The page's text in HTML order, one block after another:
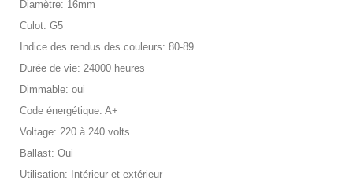
Diamètre: 16mm
Culot: G5
Indice des rendus des couleurs: 80-89
Durée de vie: 24000 heures
Dimmable: oui
Code énergétique: A+
Voltage: 220 à 240 volts
Ballast: Oui
Utilisation: Intérieur et extérieur